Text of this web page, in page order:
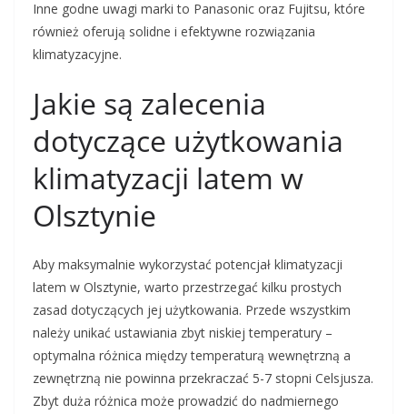
Inne godne uwagi marki to Panasonic oraz Fujitsu, które
również oferują solidne i efektywne rozwiązania
klimatyzacyjne.
Jakie są zalecenia
dotyczące użytkowania
klimatyzacji latem w
Olsztynie
Aby maksymalnie wykorzystać potencjał klimatyzacji
latem w Olsztynie, warto przestrzegać kilku prostych
zasad dotyczących jej użytkowania. Przede wszystkim
należy unikać ustawiania zbyt niskiej temperatury –
optymalna różnica między temperaturą wewnętrzną a
zewnętrzną nie powinna przekraczać 5-7 stopni Celsjusza.
Zbyt duża różnica może prowadzić do nadmiernego